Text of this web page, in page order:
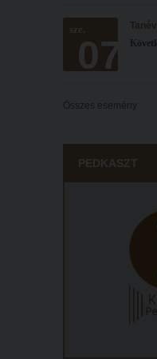
sze.
07
Összes esemény
PEDKASZT